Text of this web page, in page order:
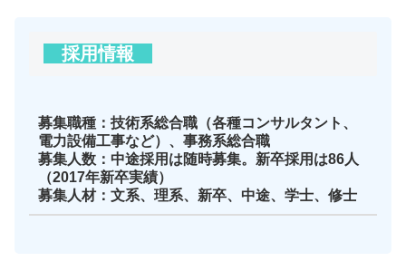
採用情報
募集職種：技術系総合職（各種コンサルタント、
電力設備工事など）、事務系総合職
募集人数：中途採用は随時募集。新卒採用は86人
（2017年新卒実績）
募集人材：文系、理系、新卒、中途、学士、修士